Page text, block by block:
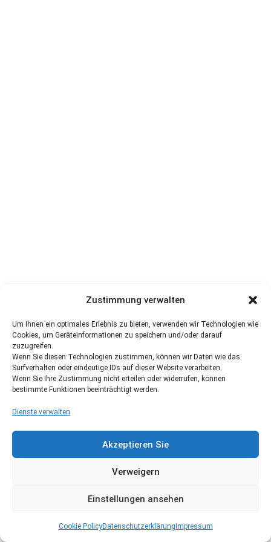
Zustimmung verwalten
Um Ihnen ein optimales Erlebnis zu bieten, verwenden wir Technologien wie
Cookies, um Geräteinformationen zu speichern und/oder darauf
zuzugreifen.
Wenn Sie diesen Technologien zustimmen, können wir Daten wie das
Surfverhalten oder eindeutige IDs auf dieser Website verarbeiten.
Wenn Sie Ihre Zustimmung nicht erteilen oder widerrufen, können
bestimmte Funktionen beeinträchtigt werden.
Dienste verwalten
Akzeptieren Sie
Verweigern
Einstellungen ansehen
Cookie PolicyDatenschutzerklärung Impressum